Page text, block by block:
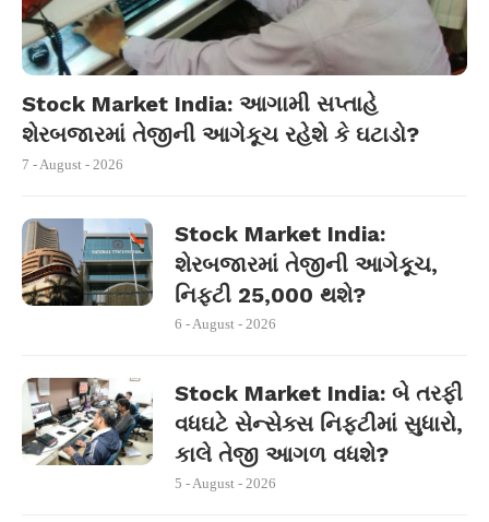
Stock Market India: આગામી સપ્તાહે
શેરબજારમાં તેજીની આગેકૂચ રહેશે કે ઘટાડો?
7 - August - 2026
Stock Market India:
શેરબજારમાં તેજીની આગેકૂચ,
નિફ્ટી 25,000 થશે?
6 - August - 2026
Stock Market India: બે તરફી
વધઘટે સેન્સેક્સ નિફ્ટીમાં સુધારો,
કાલે તેજી આગળ વધશે?
5 - August - 2026